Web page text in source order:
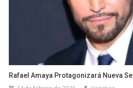
Rafael Amaya Protagonizará Nueva